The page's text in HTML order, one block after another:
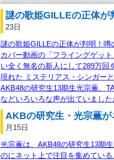
謎の歌姫GILLEの正体
23日
謎の歌姫GILLEの正体が判明！
カバー動画の「フライングゲッ
い全く無名の新人にして289万回
現れた ミステリアス・シンガー
AKB48の研究生13期生光宗薫、
などいろいろな声が出ていまし
AKBの研究生・光宗薫
月15日
光宗薫は、AKB48の研究生13期
のにネット上で注目を集めてい